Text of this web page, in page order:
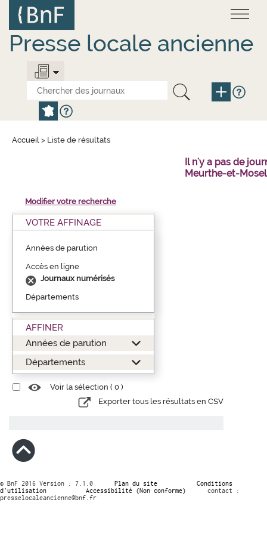
contenu
principal
Presse locale ancienne
Accueil > Liste de résultats
Il n'y a pas de
Meurthe-et-
Modifier votre recherche
VOTRE AFFINAGE
Années de parution
Accès en ligne
Journaux numérisés
Départements
AFFINER
Années de parution
Départements
Voir la sélection ( 0 )
Exporter tous les résultats en CSV
© BnF 2016 Version : 7.1.0 Plan du site
Conditions
d’utilisation
Accessibilité (Non conforme)
contact :
presselocaleancienne@bnf.fr
Panneau de gestion des cookies